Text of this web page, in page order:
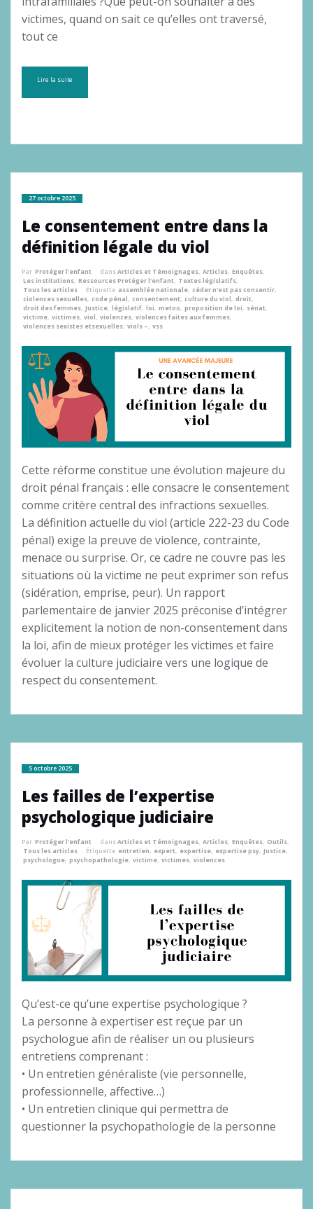
victimes, quand on sait ce qu’elles ont traversé,
tout ce
Lire la suite
27 octobre 2025
Le consentement entre dans la
définition légale du viol
Par Protéger l'enfant dansArticles et Témoignages, Articles, Enquêtes,
Les institutions, Ressources Protéger l'enfant, Textes législatifs,
Tous les articles
Étiquette assemblée nationale, céder n'est pas consentir,
ciolences sexuelles, code pénal, consentement, culture du viol, droit,
droit des femmes, Justice, législatif, loi, metoo, proposition de loi, sénat,
victime, victimes, viol, violences, violences faites aux femmes,
violences sexistes etsexuelles, viols –, vss
Cette réforme constitue une évolution majeure du
droit pénal français : elle consacre le consentement
comme critère central des infractions sexuelles.
La définition actuelle du viol (article 222-23 du Code
pénal) exige la preuve de violence, contrainte,
menace ou surprise. Or, ce cadre ne couvre pas les
situations où la victime ne peut exprimer son refus
(sidération, emprise, peur). Un rapport
parlementaire de janvier 2025 préconise d’intégrer
explicitement la notion de non-consentement dans
la loi, afin de mieux protéger les victimes et faire
évoluer la culture judiciaire vers une logique de
respect du consentement.
5 octobre 2025
Les failles de l’expertise
psychologique judiciaire
Par Protéger l'enfant dansArticles et Témoignages, Articles, Enquêtes, Outils,
Tous les articles
Étiquette entretien, expert, expertise, expertise psy, Justice,
psychologue, psychopathologie, victime, victimes, violences
Qu’est-ce qu’une expertise psychologique ?
La personne à expertiser est reçue par un
psychologue afin de réaliser un ou plusieurs
entretiens comprenant :
• Un entretien généraliste (vie personnelle,
professionnelle, affective…)
• Un entretien clinique qui permettra de
questionner la psychopathologie de la personne